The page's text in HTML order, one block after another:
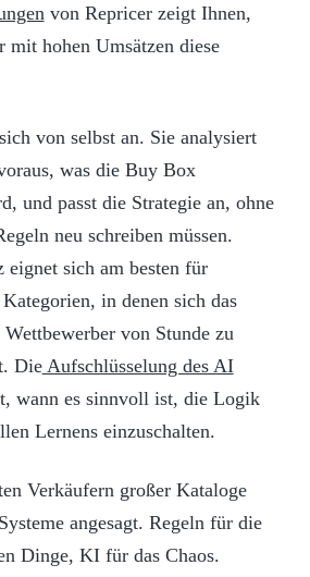
von Repricer zeigt Ihnen,
mit hohen Umsätzen diese
von selbst an. Sie analysiert
was die Buy Box
und passt die Strategie an, ohne
neu schreiben müssen.
eignet sich am besten für
in denen sich das
von Stunde zu
DieAufschlüsselung des AI
wann es sinnvoll ist, die Logik
Lernens einzuschalten.
Verkäufern großer Kataloge
angesagt. Regeln für die
Dinge, KI für das Chaos.